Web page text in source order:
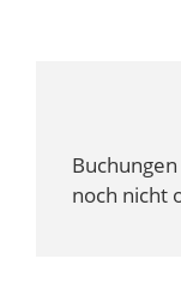
noch nicht